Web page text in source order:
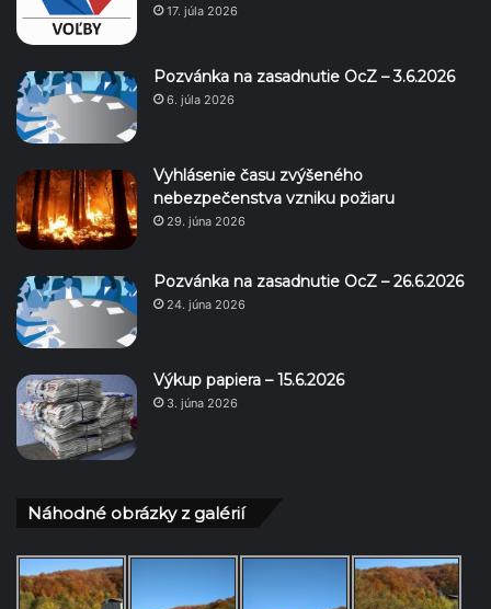
17. júla 2026
Pozvánka na zasadnutie OcZ – 3.6.2026
6. júla 2026
Vyhlásenie času zvýšeného
nebezpečenstva vzniku požiaru
29. júna 2026
Pozvánka na zasadnutie OcZ – 26.6.2026
24. júna 2026
Výkup papiera – 15.6.2026
3. júna 2026
Náhodné obrázky z galérií